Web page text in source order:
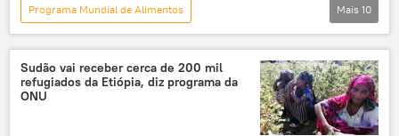
produção de alimentos
alimentação
alimentação escolar
merendas
insegurança alimentar
América do Sul
América Latina
Programa Mundial de Alimentos
Panorama internacional
Ucrânia
Rússia
ONU
António Guterres
OMC
FMI PIB
Europa
Mais 10
Sudão vai receber cerca de 200 mil
refugiados da Etiópia, diz programa da
ONU